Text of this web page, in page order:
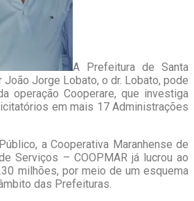
A Prefeitura de Santa
João Jorge Lobato, o dr. Lobato, pode
operação Cooperare, que investiga
em mais 17 Administrações
a Cooperativa Maranhense de
Serviços – COOPMAR já lucrou ao
milhões, por meio de um esquema
das Prefeituras.